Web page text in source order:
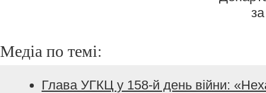
Медіа по темі:
Глава УГКЦ у 158-й день війни: